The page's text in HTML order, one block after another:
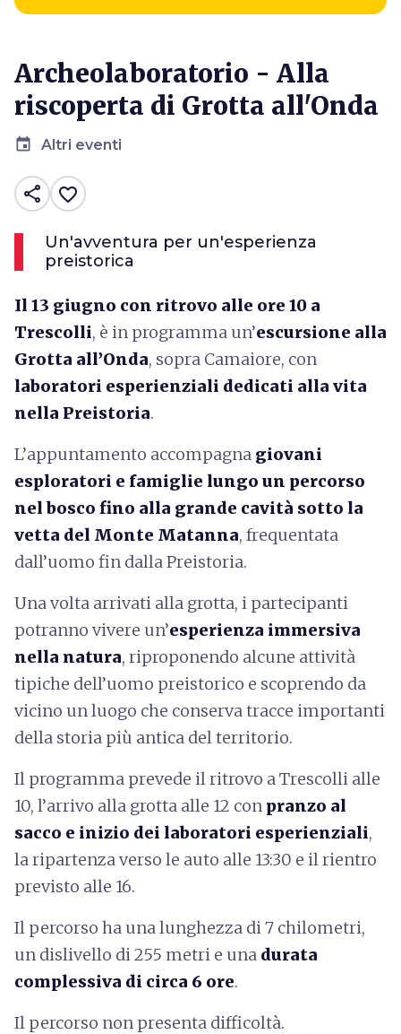
Archeolaboratorio - Alla
riscoperta di Grotta all'Onda
event Altri eventi
share favorite_border
Un'avventura per un'esperienza
preistorica
Il 13 giugno con ritrovo alle ore 10 a
Trescolli, è in programma un’escursione alla
Grotta all’Onda, sopra Camaiore, con
laboratori esperienziali dedicati alla vita
nella Preistoria.
L’appuntamento accompagna giovani
esploratori e famiglie lungo un percorso
nel bosco fino alla grande cavità sotto la
vetta del Monte Matanna, frequentata
dall’uomo fin dalla Preistoria.
Una volta arrivati alla grotta, i partecipanti
potranno vivere un’esperienza immersiva
nella natura, riproponendo alcune attività
tipiche dell’uomo preistorico e scoprendo da
vicino un luogo che conserva tracce importanti
della storia più antica del territorio.
Il programma prevede il ritrovo a Trescolli alle
10, l’arrivo alla grotta alle 12 con pranzo al
sacco e inizio dei laboratori esperienziali,
la ripartenza verso le auto alle 13:30 e il rientro
previsto alle 16.
Il percorso ha una lunghezza di 7 chilometri,
un dislivello di 255 metri e una durata
complessiva di circa 6 ore.
Il percorso non presenta difficoltà.